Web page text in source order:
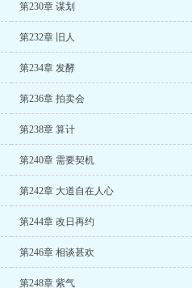
第230章 谋划
第232章 旧人
第234章 发酵
第236章 拍卖会
第238章 算计
第240章 需要契机
第242章 大道自在人心
第244章 改日再约
第246章 相谈甚欢
第248章 紫气